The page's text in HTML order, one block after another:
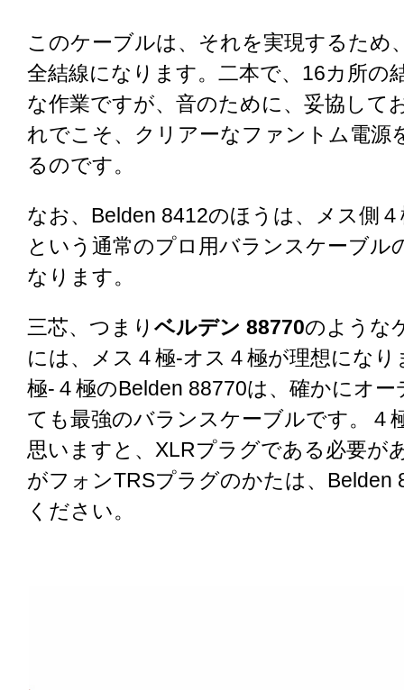
このケーブルは、それを実現するため
全結線になります。二本で、16カ所の
な作業ですが、音のために、妥協して
れでこそ、クリアーなファントム電源
るのです。
なお、Belden 8412のほうは、メス側
という通常のプロ用バランスケーブル
なります。
三芯、つまり ベルデン 88770のような
には、メス４極-オス４極が理想になり
極-４極のBelden 88770は、確かにオ
ても最強のバランスケーブルです。４
思いますと、XLRプラグである必要が
がフォンTRSプラグのかたは、Belden
ください。